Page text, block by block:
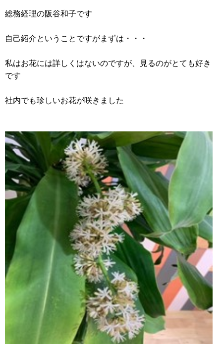
総務経理の阪谷和子です
自己紹介ということですがまずは・・・
私はお花には詳しくはないのですが、見るのがとても好き
です
社内でも珍しいお花が咲きました